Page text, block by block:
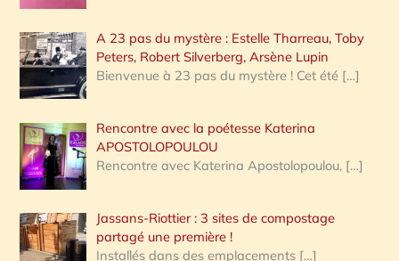
A 23 pas du mystère : Estelle Tharreau, Toby
Peters, Robert Silverberg, Arsène Lupin
Bienvenue à 23 pas du mystère ! Cet été […]
Rencontre avec la poétesse Katerina
APOSTOLOPOULOU
Rencontre avec Katerina Apostolopoulou, […]
Jassans-Riottier : 3 sites de compostage
partagé une première !
Installés dans des emplacements […]